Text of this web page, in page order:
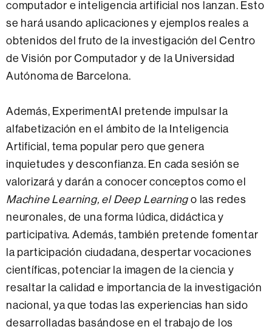
computador e inteligencia artificial nos lanzan. Esto
se hará usando aplicaciones y ejemplos reales a
obtenidos del fruto de la investigación del Centro
de Visión por Computador y de la Universidad
Autónoma de Barcelona.
Además, ExperimentAI pretende impulsar la
alfabetización en el ámbito de la Inteligencia
Artificial, tema popular pero que genera
inquietudes y desconfianza. En cada sesión se
valorizará y darán a conocer conceptos como el
Machine Learning, el Deep Learningo las redes
neuronales, de una forma lúdica, didáctica y
participativa. Además, también pretende fomentar
la participación ciudadana, despertar vocaciones
científicas, potenciar la imagen de la ciencia y
resaltar la calidad e importancia de la investigación
nacional, ya que todas las experiencias han sido
desarrolladas basándose en el trabajo de los